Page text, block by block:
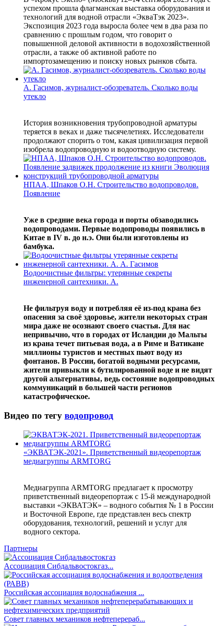
успехом прошла флагманская выставка оборудования и
технологий для водной отрасли «ЭкваТэк 2023».
Экспозиция 2023 года выросла более чем в два раза по
сравнению с прошлым годом, что говорит о
повышенной деловой активности в водохозяйственной
отрасли, а также об активной работе по
импортозамещению и поиску новых рынков сбыта.
A. Гасимов, журналист-обозреватель. Сколько воды
утекло
История возникновения трубопроводной арматуры
теряется в веках и даже тысячелетиях. Исследователи
продолжают спорить о том, какая цивилизация первой
изобрела водопроводную и водоотводную систему.
НПАА, Шпаков О.Н. Строительство водопроводов.
Появление
Уже в средние века города и порты обзаводились
водопроводами. Первые водопроводы появились в
Китае в IV в. до н.э. Они были изготовлены из
бамбука.
Водоочистные фильтры: утерянные секреты
инженерной сантехники. А.
Не фильтруя воду и потребляя её из-под крана без
опасения за своё здоровье, жители некоторых стран
мира даже не осознают своего счастья. Для нас
непривычно, что в городах от Исландии до Мальты
из крана течет питьевая вода, а в Риме и Ватикане
миллионы туристов и местных пьют воду из
фонтанов. В России, богатой водными ресурсами,
жители привыкли к бутилированной воде и не видят
другой альтернативы, ведь состояние водопроводных
коммуникаций в большей части регионов
катастрофическое.
Видео по тегу водопровод
«ЭКВАТЭК-2021». Приветственный видеорепортаж
медиагруппы ARMTORG
Медиагруппа ARMTORG предлагает к просмотру
приветственный видеорепортаж с 15-й международной
выставки «ЭКВАТЭК» – водного события № 1 в России
и Восточной Европе, где представлен весь спектр
оборудования, технологий, решений и услуг для
водного сектора.
Партнеры
Ассоциация Сибдальвостокгаз...
Российская ассоциация водоснабжения ...
Совет главных механиков нефтеперераб...